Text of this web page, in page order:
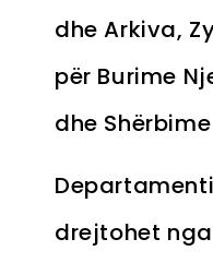
dhe Arkiva,
për Burime
dhe
drejtohet